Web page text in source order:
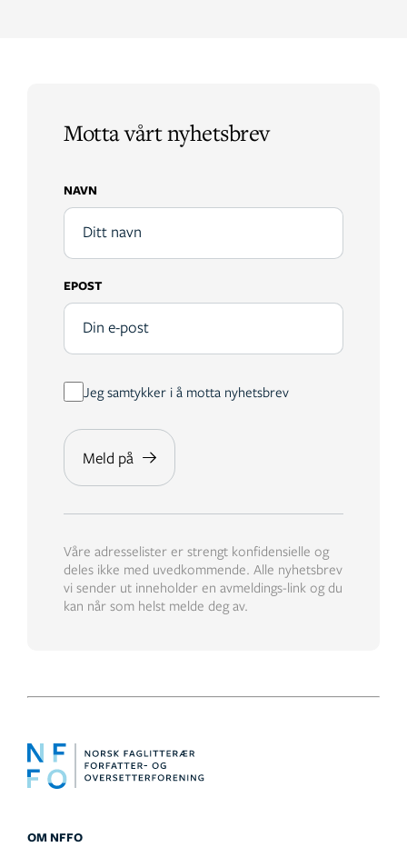
OM NFFO
Motta vårt nyhetsbrev
NAVN
EPOST
Jeg samtykker i å motta nyhetsbrev
Våre adresselister er strengt konfidensielle og
deles ikke med uvedkommende. Alle nyhetsbrev
vi sender ut inneholder en avmeldings-link og du
kan når som helst melde deg av.